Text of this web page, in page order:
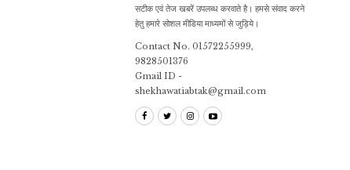
सटीक एवं तेज खबरें उपलब्ध करवाते है। हमसे संवाद करने
हेतु हमारे सोशल मीडिया माध्यमों से जुड़िये।
Contact No. 01572255999,
9828501376
Gmail ID -
shekhawatiabtak@gmail.com